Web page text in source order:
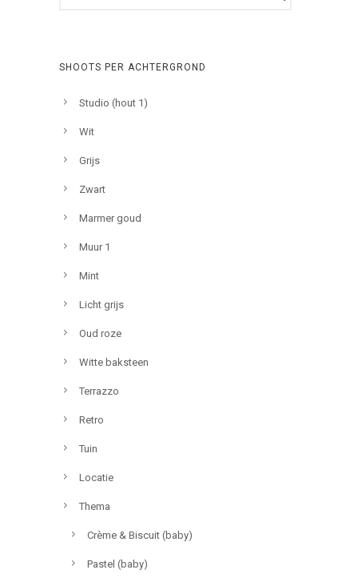
SHOOTS PER ACHTERGROND
Studio (hout 1)
Wit
Grijs
Zwart
Marmer goud
Muur 1
Mint
Licht grijs
Oud roze
Witte baksteen
Terrazzo
Retro
Tuin
Locatie
Thema
Crème & Biscuit (baby)
Pastel (baby)